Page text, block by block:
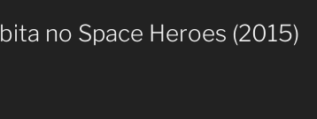
no Space Heroes (2015)